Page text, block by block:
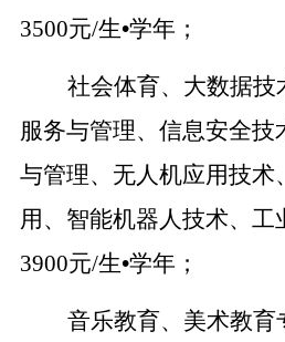
3500元/生•学年；
社会体育、大数据技
服务与管理、信息安全技
与管理、无人机应用技术
用、智能机器人技术、工
3900元/生•学年；
音乐教育、美术教育